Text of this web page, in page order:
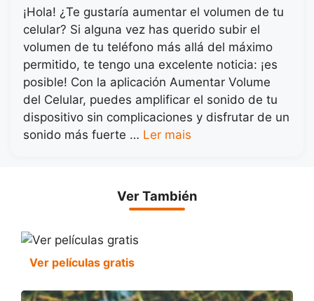
¡Hola! ¿Te gustaría aumentar el volumen de tu
celular? Si alguna vez has querido subir el
volumen de tu teléfono más allá del máximo
permitido, te tengo una excelente noticia: ¡es
posible! Con la aplicación Aumentar Volume
del Celular, puedes amplificar el sonido de tu
dispositivo sin complicaciones y disfrutar de un
sonido más fuerte … Ler mais
Ver También
Ver películas gratis